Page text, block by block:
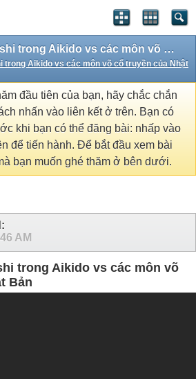
So Sánh Kotegaeshi trong Aikido vs các môn võ cổ truyền của Nhật Bản
trong Aikido vs các môn võ cổ truyền của Nhật
đầu tiên của bạn, hãy chắc chắn
nhấn vào liên kết ở trên. Bạn có
khi bạn có thể đăng bài: nhấp vào
để tiến hành. Để bắt đầu xem bài
bạn muốn ghé thăm ở bên dưới.
AM
trong Aikido vs các môn võ
Bản